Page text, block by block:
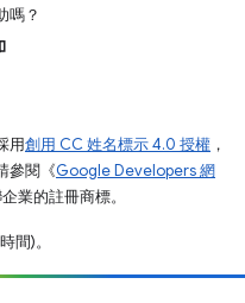
嗎？
用創用 CC 姓名標示 4.0 授權 ，
參閱《Google Developers 網
業的註冊商標。
間)。